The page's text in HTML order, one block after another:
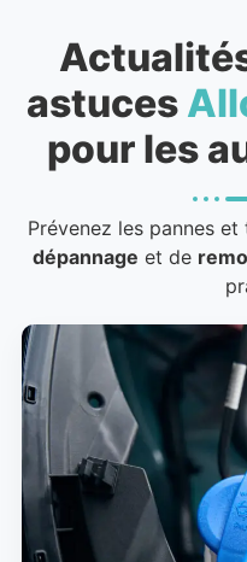
astuces
pour les
Prévenez les pannes
dépannage et de